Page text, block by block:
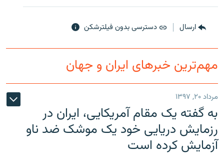
ارسال دسترسی بدون فیلترشکن
مهم‌ترین خبرهای ایران و جهان
مرداد ۲۰, ۱۳۹۷
به گفته یک مقام آمریکایی، ایران در
رزمایش دریایی خود یک موشک ضد ناو
آزمایش کرده است